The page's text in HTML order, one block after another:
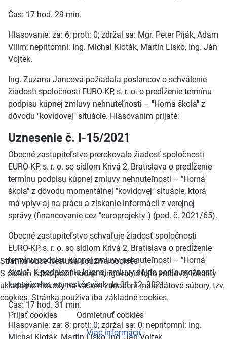
Čas: 17 hod. 29 min.
Hlasovanie: za: 6; proti: 0; zdržal sa: Mgr. Peter Piják, Adam
Vilim; neprítomní: Ing. Michal Kloták, Martin Lisko, Ing. Ján
Vojtek.
Ing. Zuzana Jancová požiadala poslancov o schválenie
žiadosti spoločnosti EURO-KP, s. r. o. o predĺženie termínu
podpisu kúpnej zmluvy nehnuteľnosti – "Horná škola" z
dôvodu "kovidovej" situácie. Hlasovaním prijaté:
Uznesenie č. I-15/2021
Obecné zastupiteľstvo prerokovalo žiadosť spoločnosti
EURO-KP, s. r. o. so sídlom Krivá 2, Bratislava o predĺženie
termínu podpisu kúpnej zmluvy nehnuteľnosti – "Horná
škola" z dôvodu momentálnej "kovidovej" situácie, ktorá
má vplyv aj na prácu a získanie informácií z verejnej
správy (financovanie cez "europrojekty") (pod. č. 2021/65).
Obecné zastupiteľstvo schvaľuje žiadosť spoločnosti
EURO-KP, s. r. o. so sídlom Krivá 2, Bratislava o predĺženie
termínu podpisu kúpnej zmluvy nehnuteľnosti – "Horná
škola". K podpísaniu kúpnej zmluvy dôjde podľa možností
kupujúceho, najneskôr však do 31. 12. 2021.
Čas: 17 hod. 31 min.
Hlasovanie: za: 8; proti: 0; zdržal sa: 0; neprítomní: Ing.
Stránka obce Nesluša používa cookies
S cieľom zabezpečiť riadne fungovanie tejto webovej lokality
ukladáme niekedy na vašom zariadení malé dátové súbory, tzv.
cookies. Stránka používa iba základné cookies.
Prijať cookies
Odmietnuť cookies
Viac informácií